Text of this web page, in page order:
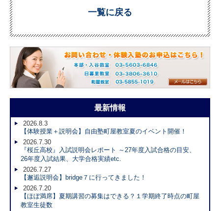
一覧に戻る
最新情報
2026.8.3
【体験授業＋説明会】自由塾町屋教室夏のイベント開催！
2026.7.30
『桜丘高校』入試説明会レポート ～27年度入試合格の目安、
26年度入試結果、大学合格実績etc.
2026.7.27
【邂逅説明会】bridge７に行ってきました！
2026.7.20
【ほぼ満席】夏期講習の募集はできる？１学期終了時点の町屋
教室生徒数